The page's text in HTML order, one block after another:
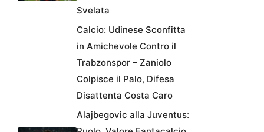
Svelata
Calcio: Udinese Sconfitta
in Amichevole Contro il
Trabzonspor – Zaniolo
Colpisce il Palo, Difesa
Disattenta Costa Caro
Alajbegovic alla Juventus: